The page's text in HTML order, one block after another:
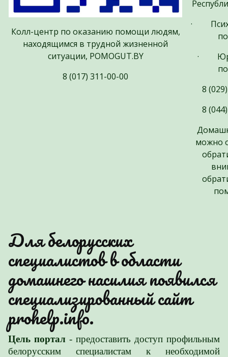
Колл-центр по оказанию помощи людям,
находящимся в трудной жизненной
ситуации, POMOGUT.BY
8 (017) 311-00-00
·
·
8
8
можно
Для белорусских
специалистов в области
домашнего насилия появился
специализированный сайт
prohelp.info.
Цель портал - предоставить доступ профильным
белорусским специалистам к необходимой